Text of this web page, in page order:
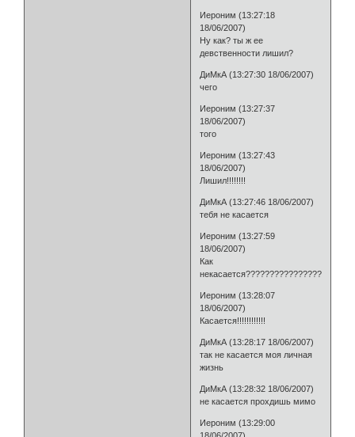
Иероним (13:27:18
18/06/2007)
Ну как? ты ж ее
девственности лишил?
ДиМкА (13:27:30 18/06/2007)
чего
Иероним (13:27:37
18/06/2007)
того
Иероним (13:27:43
18/06/2007)
Лишил!!!!!!!!
ДиМкА (13:27:46 18/06/2007)
тебя не касается
Иероним (13:27:59
18/06/2007)
Как
некасается????????????????
Иероним (13:28:07
18/06/2007)
Касается!!!!!!!!!!!!
ДиМкА (13:28:17 18/06/2007)
так не касается моя личная
жизнь
ДиМкА (13:28:32 18/06/2007)
не касается прохдишь мимо
Иероним (13:29:00